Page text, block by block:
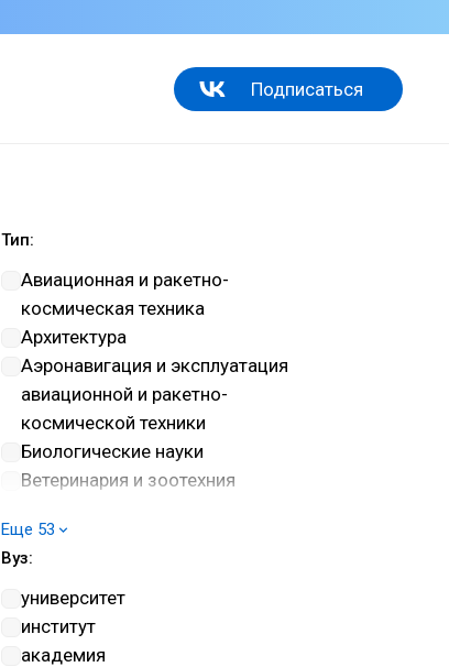
Подписаться
Тип:
Авиационная и ракетно-
космическая техника
Архитектура
Аэронавигация и эксплуатация
авиационной и ракетно-
космической техники
Биологические науки
Ветеринария и зоотехния
Изобразительное и прикладные
виды искусств
Информатика и вычислительная
техника
Информационная безопасность
Еще 53
Вуз:
университет
институт
академия